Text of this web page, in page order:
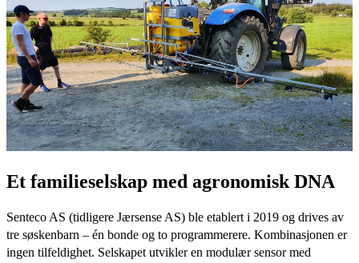
Et familieselskap med agronomisk DNA
Senteco AS (tidligere Jærsense AS) ble etablert i 2019 og drives av
tre søskenbarn – én bonde og to programmerere. Kombinasjonen er
ingen tilfeldighet. Selskapet utvikler en modulær sensor med